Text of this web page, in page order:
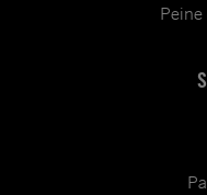
Peine